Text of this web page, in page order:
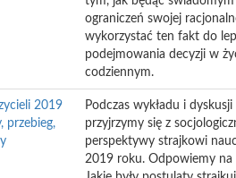
ograniczeń swojej
wykorzystać ten fakt do
podejmowania decyzji w
codziennym.
2019
przebieg,
Podczas wykładu i dyskusji
przyjrzymy się z
perspektywy strajkowi
2019 roku. Odpowiemy na